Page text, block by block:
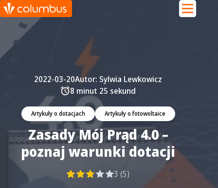
Artykuły o dotacjach Artykuły o fotowoltaice
2022-03-20Autor: Sylwia Lewkowicz
8 minut 25 sekund
Zasady Mój Prąd 4.0 –
poznaj warunki dotacji
3 (5)